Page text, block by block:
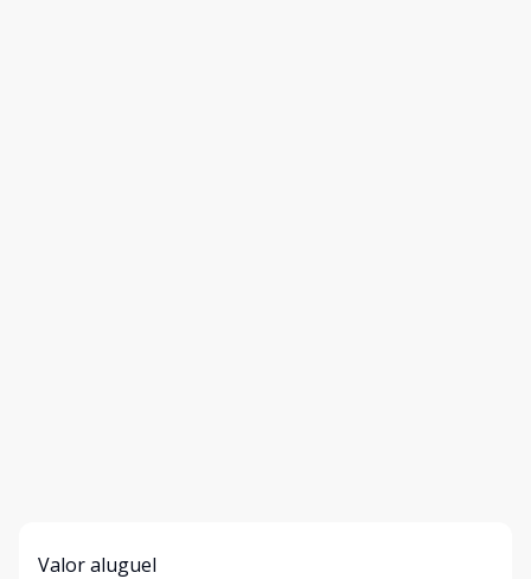
Valor aluguel